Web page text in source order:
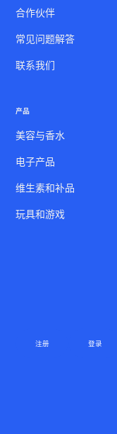
合作伙伴
常见问题解答
联系我们
产品
美容与香水
电子产品
维生素和补品
玩具和游戏
注册 登录